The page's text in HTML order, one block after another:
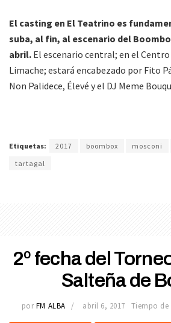
El casting en El Teatrino es
suba, al fin, al escenario del
abril. El escenario central; en el Centro
Limache; estará encabezado por Fito
Non Palidece, Élevé y el DJ Meme
Etiquetas: 2017 boombox mosconi
tartagal
2º fecha del
Salteña de
por FM ALBA abril 6, 2017 Tiempo de